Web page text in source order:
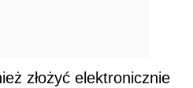
złożyć elektronicznie